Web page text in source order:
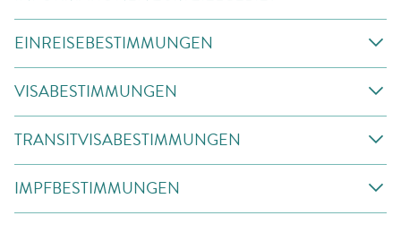
EINREISEBESTIMMUNGEN
VISABESTIMMUNGEN
TRANSITVISABESTIMMUNGEN
IMPFBESTIMMUNGEN